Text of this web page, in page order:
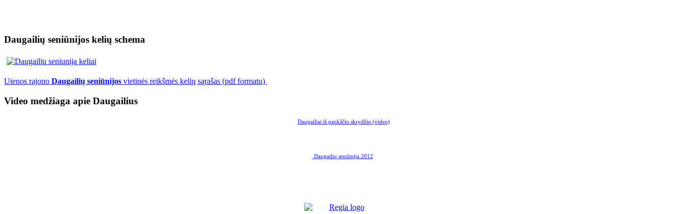
Daugailių seniūnijos kelių schema
Utenos rajono Daugailių seniūnijos vietinės reikšmės kelių sąrašas (pdf formatu)
Video medžiaga apie Daugailius
Daugailiai iš paukščio skrydžio (video)
Daugailių seniūnija 2012